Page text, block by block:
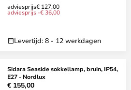
adviesprijs€ 127,00
adviesprijs -€ 36,00
Levertijd: 8 - 12 werkdagen
Sidara Seaside sokkellamp, bruin, IP54,
E27 - Nordlux
€ 155,00